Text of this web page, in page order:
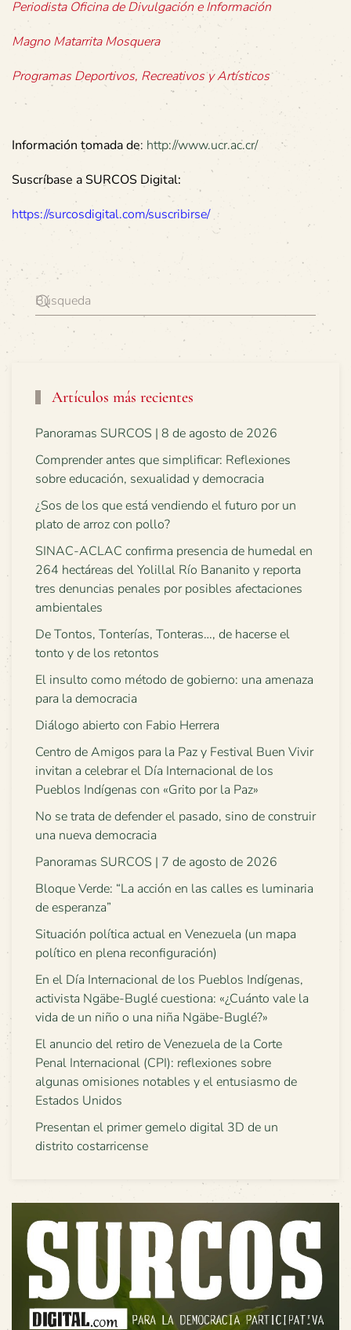
Periodista Oficina de Divulgación e Información
Magno Matarrita Mosquera
Programas Deportivos, Recreativos y Artísticos
Información tomada de: http://www.ucr.ac.cr/
Suscríbase a SURCOS Digital:
https://surcosdigital.com/suscribirse/
Artículos más recientes
Panoramas SURCOS | 8 de agosto de 2026
Comprender antes que simplificar: Reflexiones
sobre educación, sexualidad y democracia
¿Sos de los que está vendiendo el futuro por un
plato de arroz con pollo?
SINAC-ACLAC confirma presencia de humedal en
264 hectáreas del Yolillal Río Bananito y reporta
tres denuncias penales por posibles afectaciones
ambientales
De Tontos, Tonterías, Tonteras…, de hacerse el
tonto y de los retontos
El insulto como método de gobierno: una amenaza
para la democracia
Diálogo abierto con Fabio Herrera
Centro de Amigos para la Paz y Festival Buen Vivir
invitan a celebrar el Día Internacional de los
Pueblos Indígenas con «Grito por la Paz»
No se trata de defender el pasado, sino de construir
una nueva democracia
Panoramas SURCOS | 7 de agosto de 2026
Bloque Verde: “La acción en las calles es luminaria
de esperanza”
Situación política actual en Venezuela (un mapa
político en plena reconfiguración)
En el Día Internacional de los Pueblos Indígenas,
activista Ngäbe-Buglé cuestiona: «¿Cuánto vale la
vida de un niño o una niña Ngäbe-Buglé?»
El anuncio del retiro de Venezuela de la Corte
Penal Internacional (CPI): reflexiones sobre
algunas omisiones notables y el entusiasmo de
Estados Unidos
Presentan el primer gemelo digital 3D de un
distrito costarricense